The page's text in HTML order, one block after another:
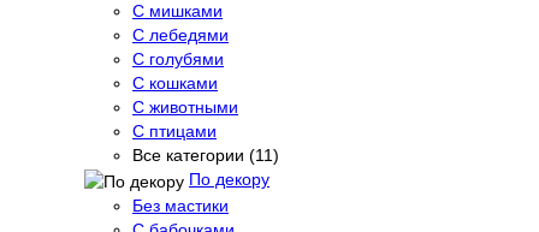
С мишками
С лебедями
С голубями
С кошками
С животными
С птицами
Все категории (11)
По декору
Без мастики